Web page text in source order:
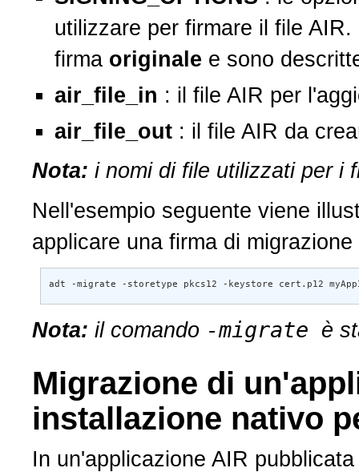
utilizzare per firmare il file
firma originale e sono
air_file_in : il file AIR per
air_file_out : il file AIR da
Nota: i nomi di file utilizzati per i
Nell'esempio seguente viene
applicare una firma di
adt -migrate -storetype pkcs12 -keystore cert.p12
Nota: il comando -migrate è
Migrazione di
installazione nativo
In un'applicazione AIR